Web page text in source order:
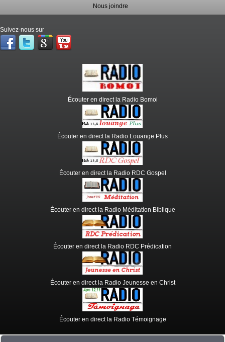
Nous joindre
Suivez-nous sur
Écouter en direct la Radio Bomoi
Écouter en direct la Radio Louange Plus
Écouter en direct la Radio RDC Gospel
Écouter en direct la Radio Méditation Biblique
Écouter en direct la Radio RDC Prédication
Écouter en direct la Radio Jeunesse en Christ
Écouter en direct la Radio Témoignage